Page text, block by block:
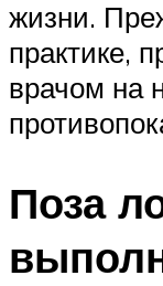
жизни.
практике,
врачом на
Поза